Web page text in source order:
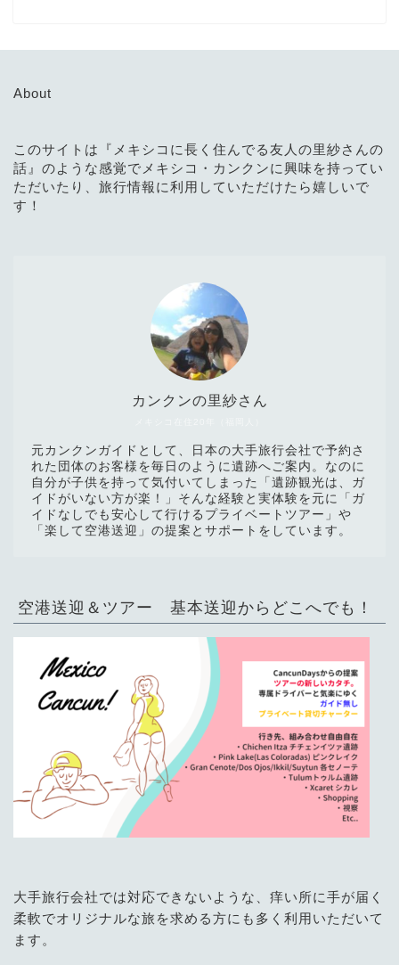
About
このサイトは『メキシコに長く住んでる友人の里紗さんの
話』のような感覚でメキシコ・カンクンに興味を持ってい
ただいたり、旅行情報に利用していただけたら嬉しいで
す！
カンクンの里紗さん
元カンクンガイドとして、日本の大手旅行会社で予約さ
れた団体のお客様を毎日のように遺跡へご案内。なのに
自分が子供を持って気付いてしまった「遺跡観光は、ガ
イドがいない方が楽！」そんな経験と実体験を元に「ガ
イドなしでも安心して行けるプライベートツアー」や
「楽して空港送迎」の提案とサポートをしています。
空港送迎＆ツアー 基本送迎からどこへでも！
大手旅行会社では対応できないような、痒い所に手が届く
柔軟でオリジナルな旅を求める方にも多く利用いただいて
ます。